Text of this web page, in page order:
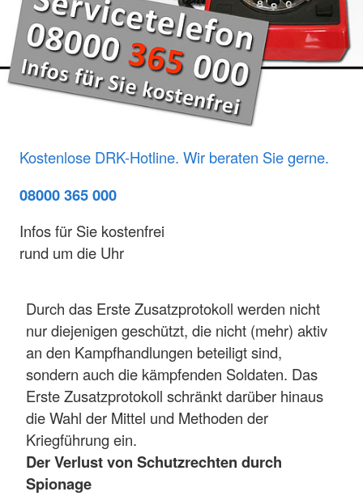
Kostenlose DRK-Hotline. Wir beraten Sie gerne.
08000 365 000
Infos für Sie kostenfrei
rund um die Uhr
Durch das Erste Zusatzprotokoll werden nicht
nur diejenigen geschützt, die nicht (mehr) aktiv
an den Kampfhandlungen beteiligt sind,
sondern auch die kämpfenden Soldaten. Das
Erste Zusatzprotokoll schränkt darüber hinaus
die Wahl der Mittel und Methoden der
Kriegführung ein.
Der Verlust von Schutzrechten durch
Spionage